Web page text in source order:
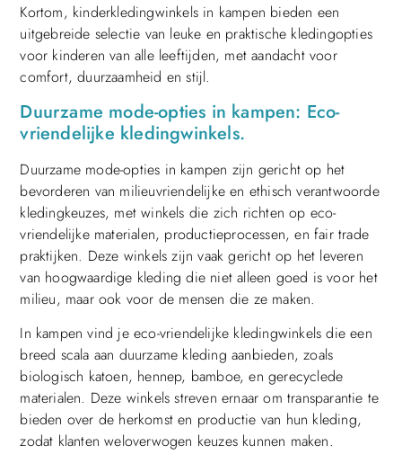
Kortom, kinderkledingwinkels in kampen bieden een
uitgebreide selectie van leuke en praktische kledingopties
voor kinderen van alle leeftijden, met aandacht voor
comfort, duurzaamheid en stijl.
Duurzame mode-opties in kampen: Eco-
vriendelijke kledingwinkels.
Duurzame mode-opties in kampen zijn gericht op het
bevorderen van milieuvriendelijke en ethisch verantwoorde
kledingkeuzes, met winkels die zich richten op eco-
vriendelijke materialen, productieprocessen, en fair trade
praktijken. Deze winkels zijn vaak gericht op het leveren
van hoogwaardige kleding die niet alleen goed is voor het
milieu, maar ook voor de mensen die ze maken.
In kampen vind je eco-vriendelijke kledingwinkels die een
breed scala aan duurzame kleding aanbieden, zoals
biologisch katoen, hennep, bamboe, en gerecyclede
materialen. Deze winkels streven ernaar om transparantie te
bieden over de herkomst en productie van hun kleding,
zodat klanten weloverwogen keuzes kunnen maken.